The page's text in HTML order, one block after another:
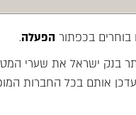
בוחרים בכפתור הפעלה.
בנק ישראל את שערי
אותם בכל החברות